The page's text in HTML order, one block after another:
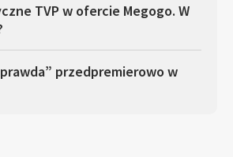
TVP w ofercie Megogo. W
przedpremierowo w